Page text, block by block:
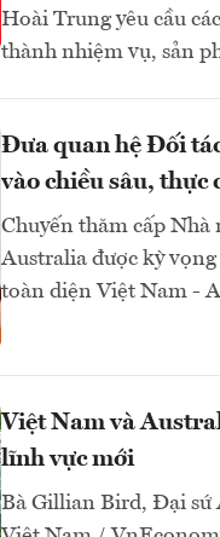
Hoài Trung yêu cầu
thành nhiệm vụ, sản
Đưa quan hệ Đối
vào chiều sâu, thực
Chuyến thăm cấp
Australia được kỳ
toàn diện Việt Nam -
Việt Nam và
lĩnh vực mới
Bà Gillian Bird, Đại sứ